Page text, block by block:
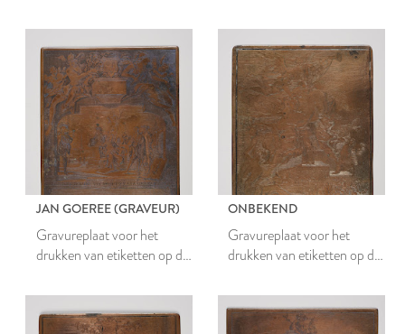
JAN GOEREE (GRAVEUR)
Gravureplaat voor het
drukken van etiketten op de
balen textielstof
ONBEKEND
Gravureplaat voor het
drukken van etiketten op de
balen textielstof